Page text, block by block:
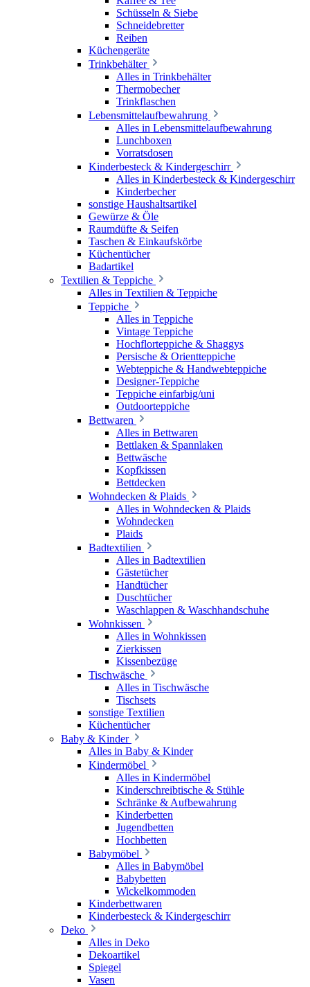
Schüsseln & Siebe
Schneidebretter
Reiben
Küchengeräte
Trinkbehälter
Alles in Trinkbehälter
Thermobecher
Trinkflaschen
Lebensmittelaufbewahrung
Alles in Lebensmittelaufbewahrung
Lunchboxen
Vorratsdosen
Kinderbesteck & Kindergeschirr
Alles in Kinderbesteck & Kindergeschirr
Kinderbecher
sonstige Haushaltsartikel
Gewürze & Öle
Raumdüfte & Seifen
Taschen & Einkaufskörbe
Küchentücher
Badartikel
Textilien & Teppiche
Alles in Textilien & Teppiche
Teppiche
Alles in Teppiche
Vintage Teppiche
Hochflorteppiche & Shaggys
Persische & Orientteppiche
Webteppiche & Handwebteppiche
Designer-Teppiche
Teppiche einfarbig/uni
Outdoorteppiche
Bettwaren
Alles in Bettwaren
Bettlaken & Spannlaken
Bettwäsche
Kopfkissen
Bettdecken
Wohndecken & Plaids
Alles in Wohndecken & Plaids
Wohndecken
Plaids
Badtextilien
Alles in Badtextilien
Gästetücher
Handtücher
Duschtücher
Waschlappen & Waschhandschuhe
Wohnkissen
Alles in Wohnkissen
Zierkissen
Kissenbezüge
Tischwäsche
Alles in Tischwäsche
Tischsets
sonstige Textilien
Küchentücher
Baby & Kinder
Alles in Baby & Kinder
Kindermöbel
Alles in Kindermöbel
Kinderschreibtische & Stühle
Schränke & Aufbewahrung
Kinderbetten
Jugendbetten
Hochbetten
Babymöbel
Alles in Babymöbel
Babybetten
Wickelkommoden
Kinderbettwaren
Kinderbesteck & Kindergeschirr
Deko
Alles in Deko
Dekoartikel
Spiegel
Vasen